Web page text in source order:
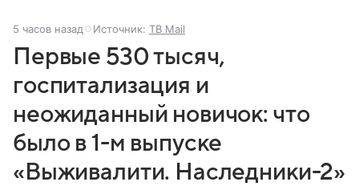
5 часов назад Источник: ТВ Mail
Первые 530 тысяч,
госпитализация и
неожиданный новичок: что
было в 1-м выпуске
«Выживалити. Наследники-2»